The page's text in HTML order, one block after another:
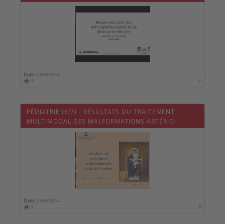
FORTUITE
Date : 21/05/2014
3
0
PÉDIATRIE (6/7) - RÉSULTATS DU TRAITEMENT
MULTIMODAL DES MALFORMATIONS ARTÉRIO-
VEINEUSES (MAV) DE L'ENFANT
Date : 21/05/2014
3
0